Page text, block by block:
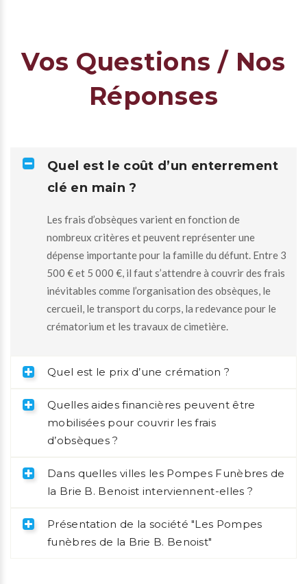
Vos Questions / Nos
Réponses
Quel est le coût d’un enterrement
clé en main ?
Les frais d’obsèques varient en fonction de
nombreux critères et peuvent représenter une
dépense importante pour la famille du défunt. Entre 3
500 € et 5 000 €, il faut s’attendre à couvrir des frais
inévitables comme l’organisation des obsèques, le
cercueil, le transport du corps, la redevance pour le
crématorium et les travaux de cimetière.
Quel est le prix d’une crémation ?
Quelles aides financières peuvent être
mobilisées pour couvrir les frais
d’obsèques ?
Dans quelles villes les Pompes Funèbres de
la Brie B. Benoist interviennent-elles ?
Présentation de la société "Les Pompes
funèbres de la Brie B. Benoist"